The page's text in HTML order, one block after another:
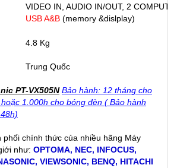
VIDEO IN, AUDIO IN/OUT, 2
USB A&B (memory &dislplay)
4.8 Kg
Trung Quốc
PT-VX505N Bảo hành: 12 tháng cho
1.000h cho bóng đèn ( Bảo hành
phối chính thức của nhiều hãng Máy
như: OPTOMA, NEC, INFOCUS,
, VIEWSONIC, BENQ, HITACHI